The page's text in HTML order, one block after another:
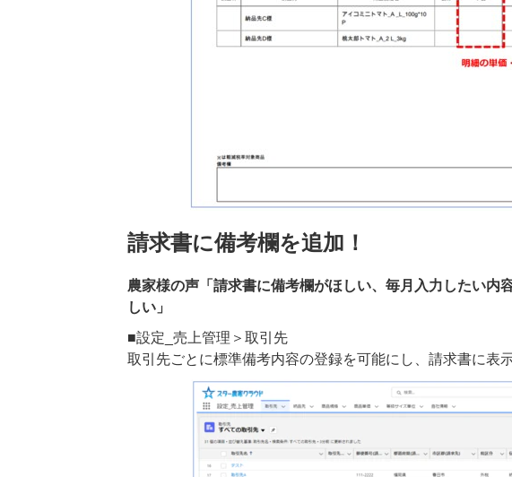
請求書に備考欄を追加！
農家様の声「請求書に備考欄がほしい、毎月入力したい内
しい」
■設定_売上管理＞取引先
取引先ごとに標準備考内容の登録を可能にし、請求書に表